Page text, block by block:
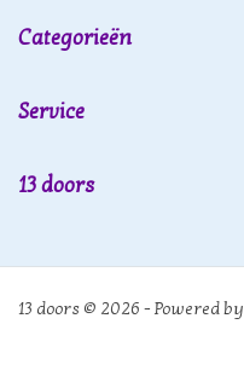
Categorieën
Service
13 doors
13 doors © 2026 - Powered by